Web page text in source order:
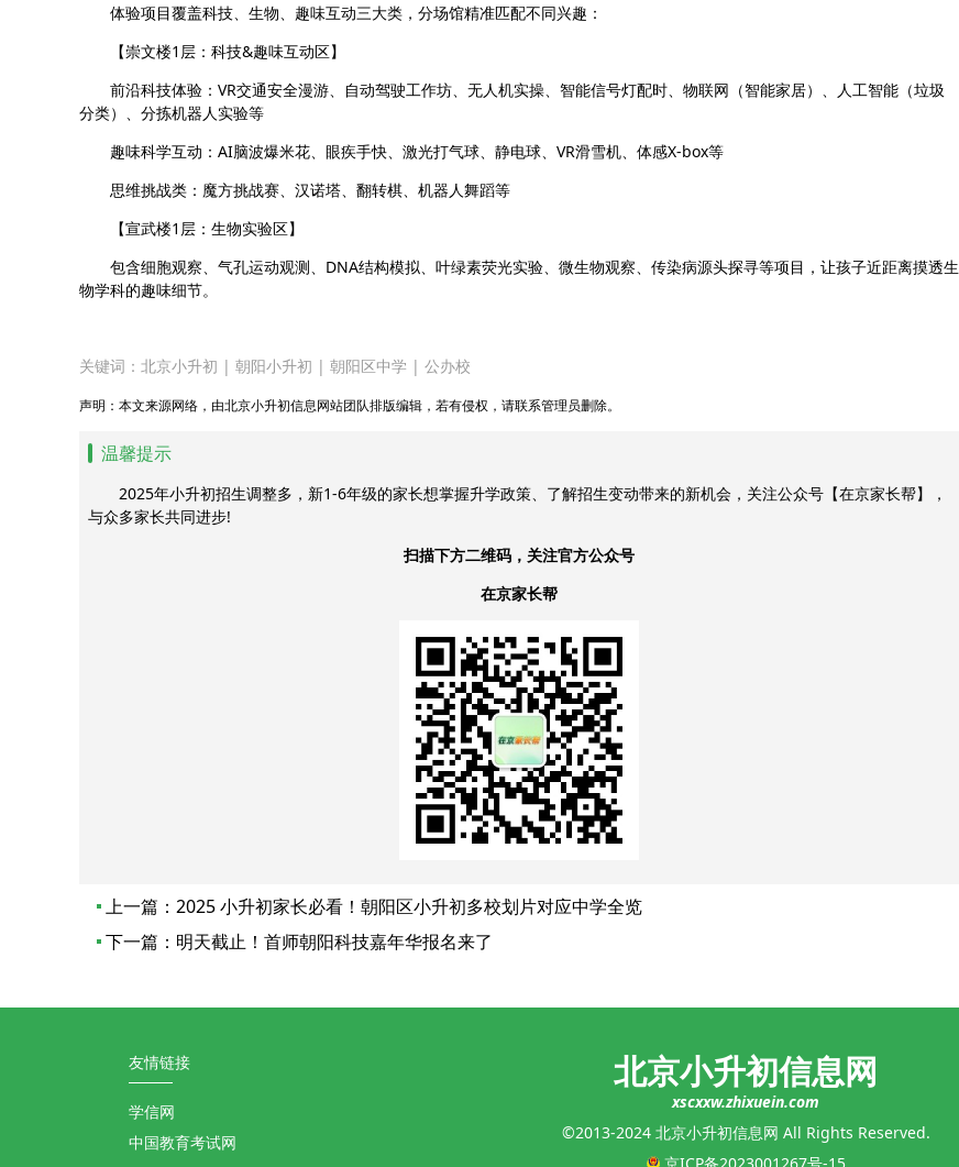
体验项目覆盖科技、生物、趣味互动三大类，分场馆精准匹配不同兴趣：
【崇文楼1层：科技&趣味互动区】
前沿科技体验：VR交通安全漫游、自动驾驶工作坊、无人机实操、智能信号灯配时、物联网（智能家居）、人工智能（垃圾
分类）、分拣机器人实验等
趣味科学互动：AI脑波爆米花、眼疾手快、激光打气球、静电球、VR滑雪机、体感X-box等
思维挑战类：魔方挑战赛、汉诺塔、翻转棋、机器人舞蹈等
【宣武楼1层：生物实验区】
包含细胞观察、气孔运动观测、DNA结构模拟、叶绿素荧光实验、微生物观察、传染病源头探寻等项目，让孩子近距离摸透生
物学科的趣味细节。
关键词： 北京小升初 | 朝阳小升初 | 朝阳区中学 | 公办校
声明：本文来源网络，由北京小升初信息网站团队排版编辑，若有侵权，请联系管理员删除。
温馨提示
2025年小升初招生调整多，新1-6年级的家长想掌握升学政策、了解招生变动带来的新机会，关注公众号【在京家长帮】，
与众多家长共同进步!
扫描下方二维码，关注官方公众号
在京家长帮
上一篇： 2025 小升初家长必看！朝阳区小升初多校划片对应中学全览
下一篇： 明天截止！首师朝阳科技嘉年华报名来了
友情链接
学信网
中国教育考试网
北京小升初信息网
xscxxw.zhixuein.com
©2013-2024 北京小升初信息网 All Rights Reserved.